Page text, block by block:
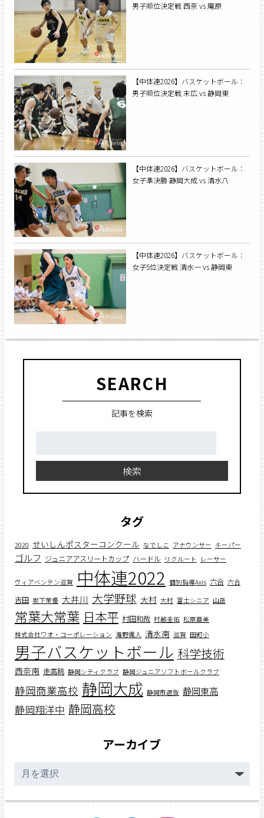
男子順位決定戦 西奈 vs 庵原
【中体連2026】バスケットボール：
男子順位決定戦 末広 vs 静岡東
【中体連2026】バスケットボール：
女子準決勝 静岡大成 vs 清水八
【中体連2026】バスケットボール：
女子5位決定戦 清水一 vs 静岡東
SEARCH
記事を検索
検索
タグ
2020 せいしんポスターコンクール なでしこ アナウンサー キーパー
ゴルフ ジュニアアスリートカップ ハードル リクルート レーサー
ヴィアベンテン滋賀 中体連2022 個別指導Axis 六合 六合
吉田 坂下茉優 大井川 大学野球 大村 大村 富士シニア 山岳
常葉大常葉 日本平 村田和哉 村越圭佑 松原亜美
株式会社ワオ・コーポレーション 海野颯人 清水南 滋賀 田町小
男子バスケットボール 科学技術
西奈南 走高跳 静岡シティクラブ 静岡ジュニアソフトボールクラブ
静岡商業高校 静岡大成 静岡市選抜 静岡東高
静岡翔洋中 静岡高校
アーカイブ
ー